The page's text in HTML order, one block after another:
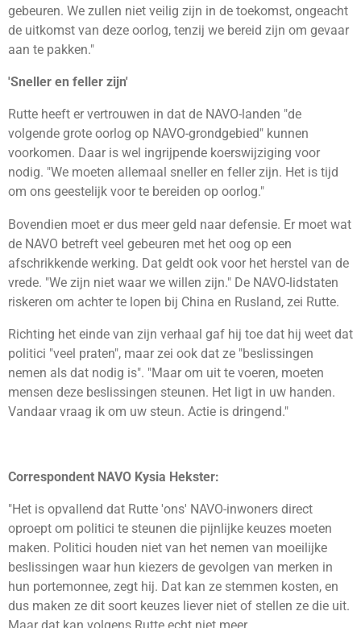
gebeuren. We zullen niet veilig zijn in de toekomst, ongeacht
de uitkomst van deze oorlog, tenzij we bereid zijn om gevaar
aan te pakken."
'Sneller en feller zijn'
Rutte heeft er vertrouwen in dat de NAVO-landen "de
volgende grote oorlog op NAVO-grondgebied" kunnen
voorkomen. Daar is wel ingrijpende koerswijziging voor
nodig. "We moeten allemaal sneller en feller zijn. Het is tijd
om ons geestelijk voor te bereiden op oorlog."
Bovendien moet er dus meer geld naar defensie. Er moet wat
de NAVO betreft veel gebeuren met het oog op een
afschrikkende werking. Dat geldt ook voor het herstel van de
vrede. "We zijn niet waar we willen zijn." De NAVO-lidstaten
riskeren om achter te lopen bij China en Rusland, zei Rutte.
Richting het einde van zijn verhaal gaf hij toe dat hij weet dat
politici "veel praten", maar zei ook dat ze "beslissingen
nemen als dat nodig is". "Maar om uit te voeren, moeten
mensen deze beslissingen steunen. Het ligt in uw handen.
Vandaar vraag ik om uw steun. Actie is dringend."
Correspondent NAVO Kysia Hekster:
"Het is opvallend dat Rutte 'ons' NAVO-inwoners direct
oproept om politici te steunen die pijnlijke keuzes moeten
maken. Politici houden niet van het nemen van moeilijke
beslissingen waar hun kiezers de gevolgen van merken in
hun portemonnee, zegt hij. Dat kan ze stemmen kosten, en
dus maken ze dit soort keuzes liever niet of stellen ze die uit.